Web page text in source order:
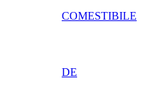
COMESTIBILE
DE